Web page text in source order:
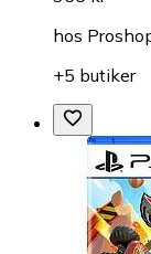
hos
+5 butiker